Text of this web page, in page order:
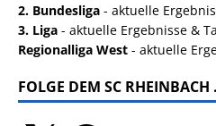
2. Bundesliga - aktuelle
3. Liga - aktuelle Ergebnisse &
Regionalliga West - aktuelle
FOLGE DEM SC